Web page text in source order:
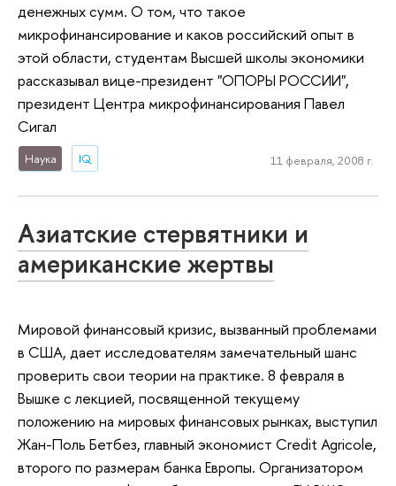
денежных сумм. О том, что такое
микрофинансирование и каков российский опыт в
этой области, студентам Высшей школы экономики
рассказывал вице-президент "ОПОРЫ РОССИИ",
президент Центра микрофинансирования Павел
Сигал
Наука IQ 11 февраля, 2008 г.
Азиатские стервятники и
американские жертвы
Мировой финансовый кризис, вызванный проблемами
в США, дает исследователям замечательный шанс
проверить свои теории на практике. 8 февраля в
Вышке с лекцией, посвященной текущему
положению на мировых финансовых рынках, выступил
Жан-Поль Бетбез, главный экономист Credit Agricole,
второго по размерам банка Европы. Организатором